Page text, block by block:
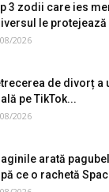
3 zodii care ies
le protejează
2026
de divorț a
pe TikTok...
2026
arată
ce o rachetă